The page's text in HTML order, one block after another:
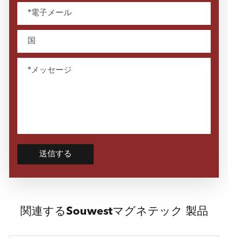
送信する
関連するSouwestマグネテック 製品